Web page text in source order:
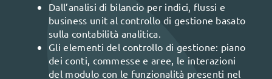
Dall’analisi di bilancio per indici, flussi e
business unit al controllo di gestione basato
sulla contabilità analitica.
Gli elementi del controllo di gestione: piano
dei conti, commesse e aree, le interazioni
del modulo con le funzionalità presenti nel